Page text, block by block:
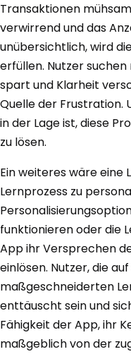
Transaktionen
verwirrend und das
unübersichtlich, wird
erfüllen. Nutzer suchen
spart und Klarheit
Quelle der Frustration.
in der Lage ist, diese
zu lösen.
Ein weiteres wäre eine
Lernprozess zu
funktionieren oder die
App ihr Versprechen
einlösen. Nutzer, die
maßgeschneiderten
enttäuscht sein und
Fähigkeit der App, ihr
maßgeblich von der